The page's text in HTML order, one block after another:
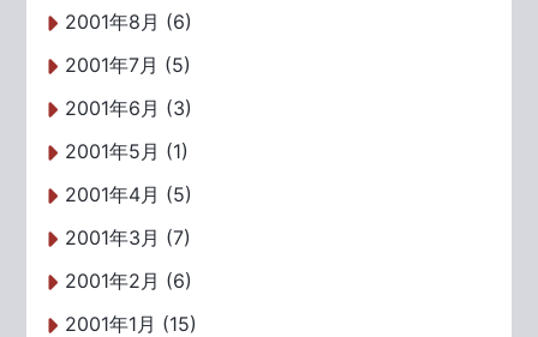
2001年8月 (6)
2001年7月 (5)
2001年6月 (3)
2001年5月 (1)
2001年4月 (5)
2001年3月 (7)
2001年2月 (6)
2001年1月 (15)